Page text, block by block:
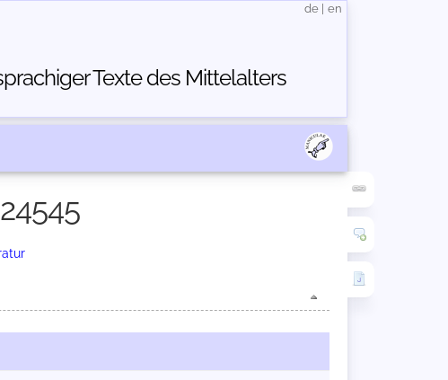
Texte des Mittelalters
de en